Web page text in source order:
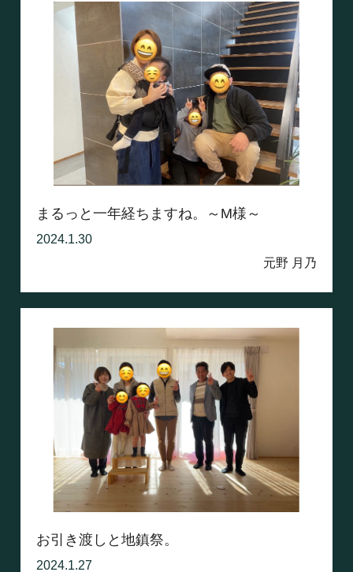
まるっと一年経ちますね。～M様～
2024.1.30
元野 月乃
お引き渡しと地鎮祭。
2024.1.27